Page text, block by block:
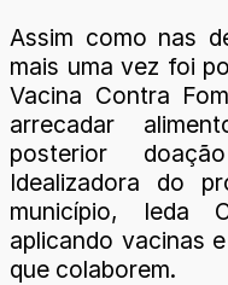
Assim como nas
mais uma vez foi
Vacina Contra
arrecadar
posterior
Idealizadora do
município, Ieda
aplicando vacinas
que colaborem.